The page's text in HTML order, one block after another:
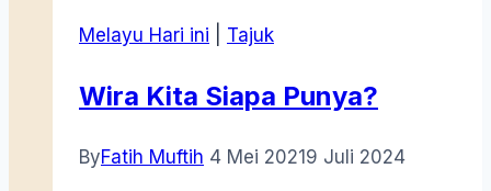
Melayu Hari ini Tajuk
Wira Kita Siapa Punya?
ByFatih Muftih 4 Mei 20219 Juli 2024